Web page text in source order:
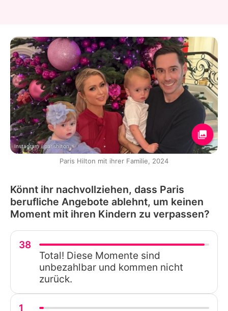
Instagram / parishilton
Paris Hilton mit ihrer Familie, 2024
Könnt ihr nachvollziehen, dass Paris
berufliche Angebote ablehnt, um keinen
Moment mit ihren Kindern zu verpassen?
38
Total! Diese Momente sind
unbezahlbar und kommen nicht
zurück.
1